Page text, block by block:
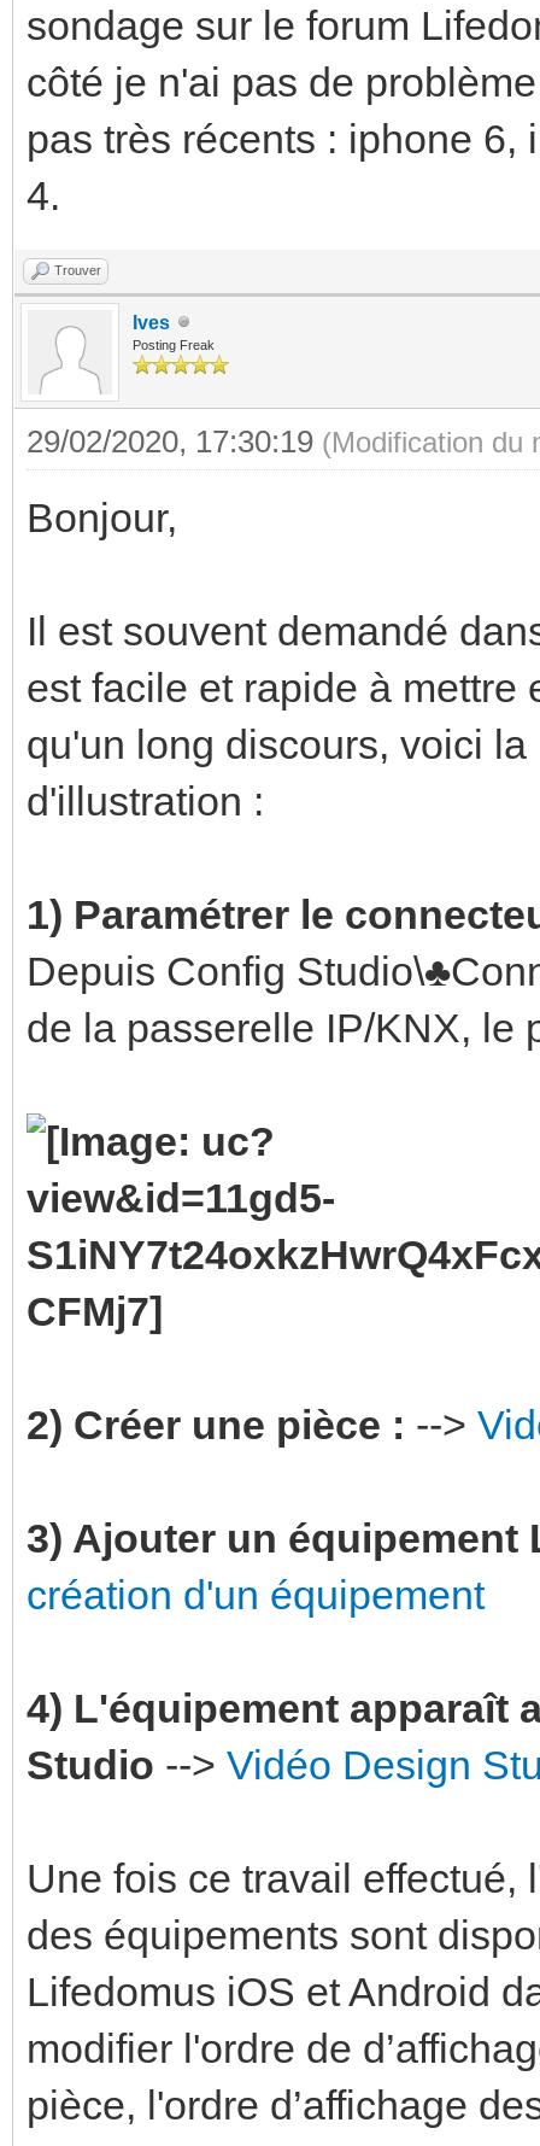
sondage sur le forum
côté je n'ai pas de
pas très récents : iphone 6,
4.
Trouver
Ives
Posting Freak
29/02/2020, 17:30:19 (Modification du
Bonjour,
Il est souvent demandé
est facile et rapide à mettre
qu'un long discours, voici
d'illustration :
1) Paramétrer le
Depuis Config
de la passerelle IP/KNX, le
2) Créer une pièce : -->
3) Ajouter un équipement
création d'un équipement
4) L'équipement apparaît
Studio --> Vidéo Design
Une fois ce travail effectué,
des équipements sont
Lifedomus iOS et Android
modifier l'ordre de
pièce, l'ordre d’affichage